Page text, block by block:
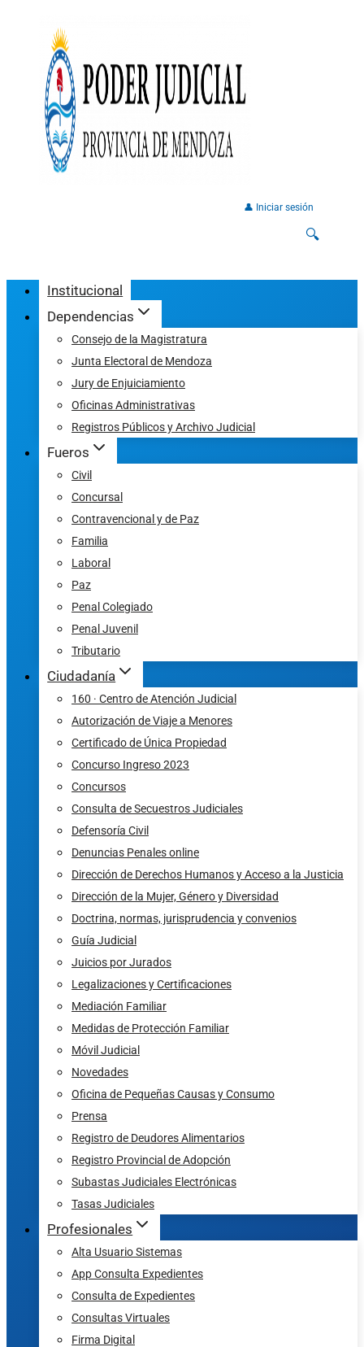
👤 Iniciar sesión
🔍
Institucional
Dependencias
Consejo de la Magistratura
Junta Electoral de Mendoza
Jury de Enjuiciamiento
Oficinas Administrativas
Registros Públicos y Archivo Judicial
Fueros
Civil
Concursal
Contravencional y de Paz
Familia
Laboral
Paz
Penal Colegiado
Penal Juvenil
Tributario
Ciudadanía
160 · Centro de Atención Judicial
Autorización de Viaje a Menores
Certificado de Única Propiedad
Concurso Ingreso 2023
Concursos
Consulta de Secuestros Judiciales
Defensoría Civil
Denuncias Penales online
Dirección de Derechos Humanos y Acceso a la Justicia
Dirección de la Mujer, Género y Diversidad
Doctrina, normas, jurisprudencia y convenios
Guía Judicial
Juicios por Jurados
Legalizaciones y Certificaciones
Mediación Familiar
Medidas de Protección Familiar
Móvil Judicial
Novedades
Oficina de Pequeñas Causas y Consumo
Prensa
Registro de Deudores Alimentarios
Registro Provincial de Adopción
Subastas Judiciales Electrónicas
Tasas Judiciales
Profesionales
Alta Usuario Sistemas
App Consulta Expedientes
Consulta de Expedientes
Consultas Virtuales
Firma Digital